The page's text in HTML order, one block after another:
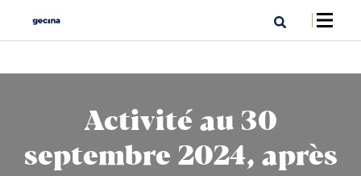
Activité au 30
septembre 2024, après